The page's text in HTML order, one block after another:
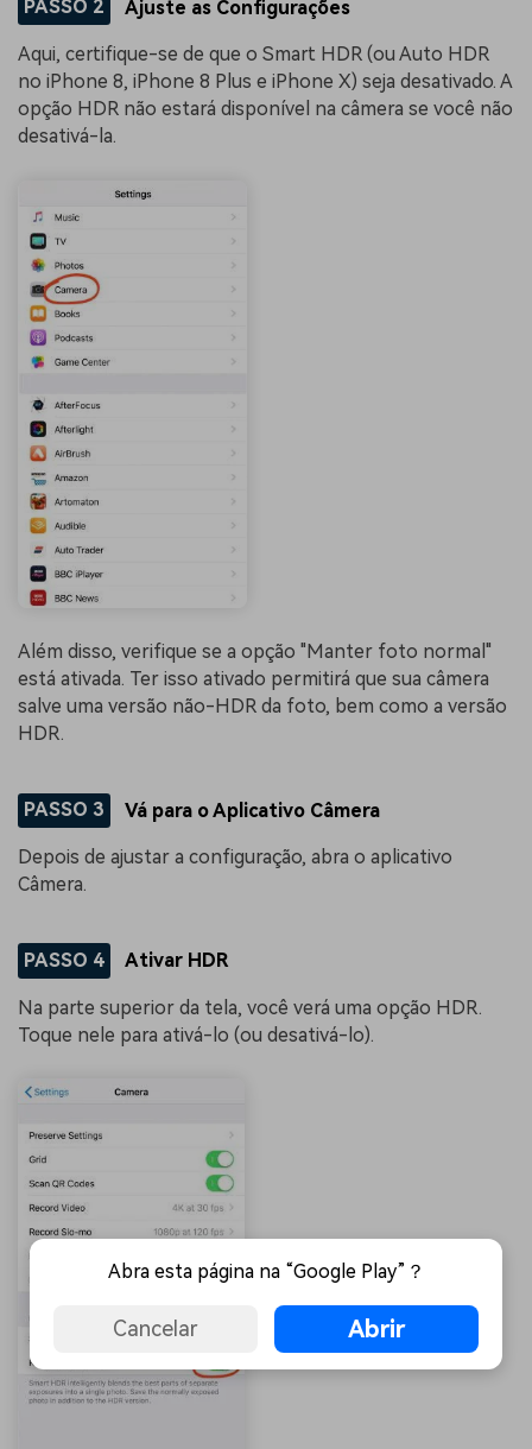
PASSO 2 Ajuste as Configurações
Aqui, certifique-se de que o Smart HDR (ou Auto HDR
no iPhone 8, iPhone 8 Plus e iPhone X) seja desativado. A
opção HDR não estará disponível na câmera se você não
desativá-la.
Além disso, verifique se a opção "Manter foto normal"
está ativada. Ter isso ativado permitirá que sua câmera
salve uma versão não-HDR da foto, bem como a versão
HDR.
PASSO 3 Vá para o Aplicativo Câmera
Depois de ajustar a configuração, abra o aplicativo
Câmera.
PASSO 4 Ativar HDR
Na parte superior da tela, você verá uma opção HDR.
Toque nele para ativá-lo (ou desativá-lo).
Abra esta página na “Google Play”？
Cancelar Abrir